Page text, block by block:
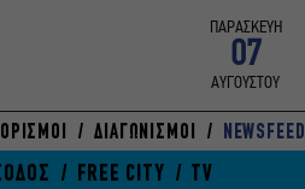
ΠΑΡΑΣΚΕΥΗ
07
ΑΥΓΟΥΣΤΟΥ
ΔΙΑΓΩΝΙΣΜΟΙ NEWSFEED
FREE CITY TV